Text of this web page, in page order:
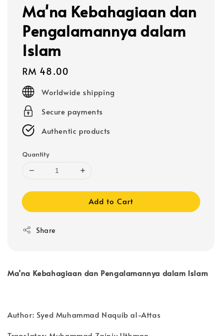
Ma'na Kebahagiaan dan
Pengalamannya dalam
Islam
Regular
price
RM 48.00
Worldwide shipping
Secure payments
Authentic products
Quantity
Add to Cart
Share
Ma'na Kebahagiaan dan Pengalamannya dalam Islam
Author: Syed Muhammad Naquib al-Attas